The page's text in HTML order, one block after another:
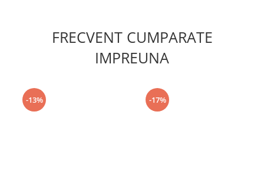
FRECVENT CUMPARATE
IMPREUNA
-13% -17%